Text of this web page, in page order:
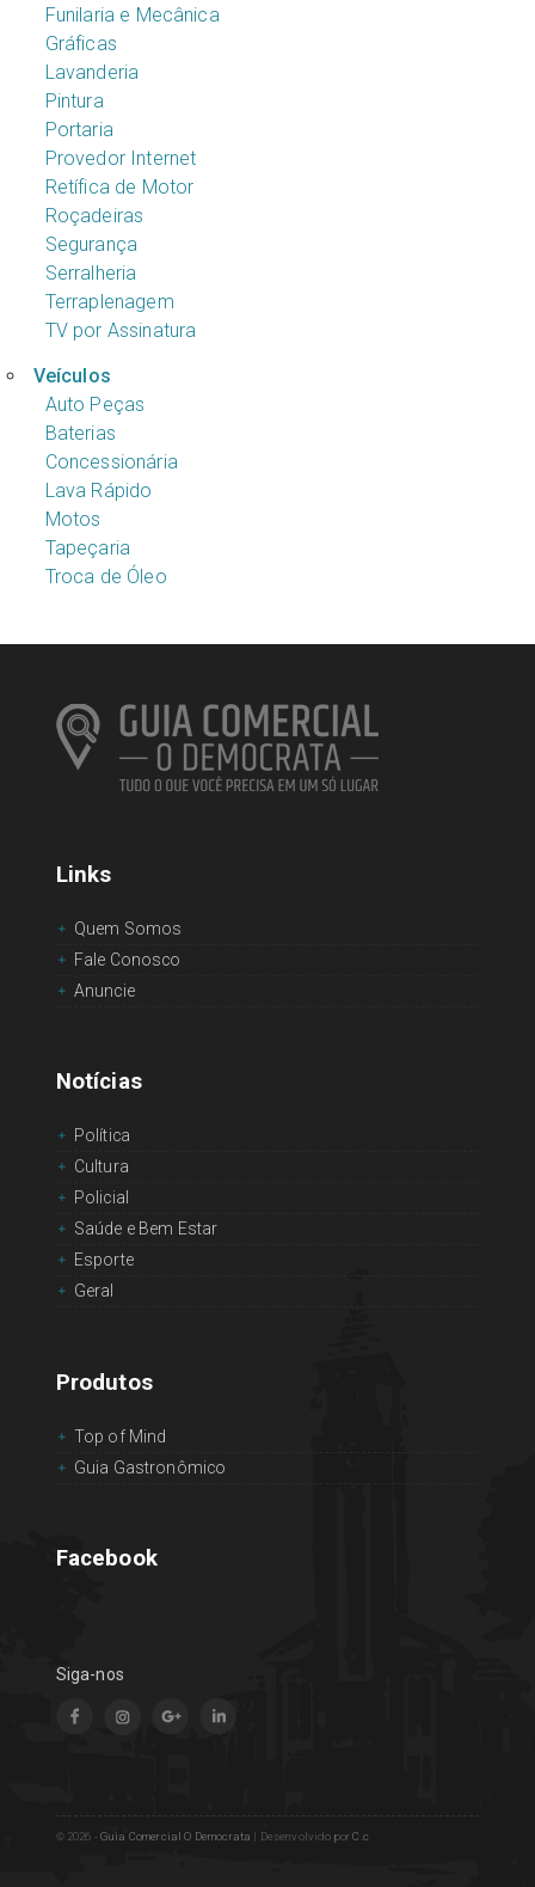
Funilaria e Mecânica
Gráficas
Lavanderia
Pintura
Portaria
Provedor Internet
Retífica de Motor
Roçadeiras
Segurança
Serralheria
Terraplenagem
TV por Assinatura
Veículos
Auto Peças
Baterias
Concessionária
Lava Rápido
Motos
Tapeçaria
Troca de Óleo
Links
Quem Somos
Fale Conosco
Anuncie
Notícias
Política
Cultura
Policial
Saúde e Bem Estar
Esporte
Geral
Produtos
Top of Mind
Guia Gastronômico
Facebook
Siga-nos
© 2026 - Guia Comercial O Democrata | Desenvolvido porC.c